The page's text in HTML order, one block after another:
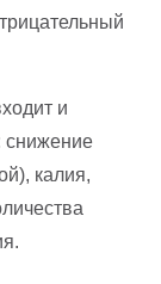
и
снижение
калия,